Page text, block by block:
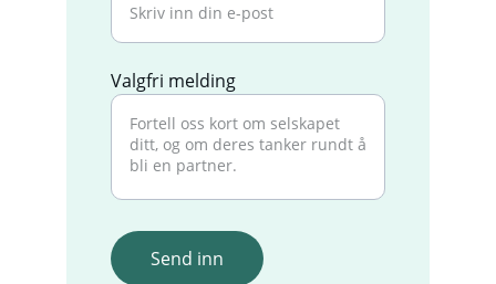
Valgfri melding
Send inn